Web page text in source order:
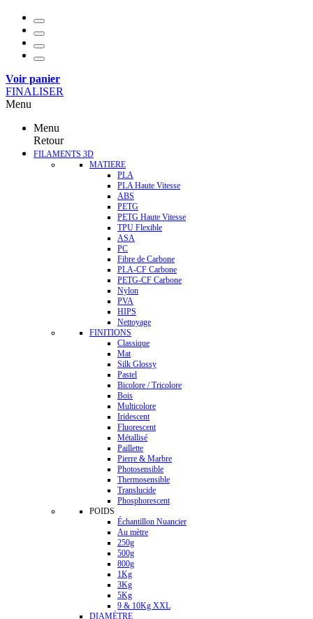
Voir panier
FINALISER
Menu
Menu
Retour
FILAMENTS 3D
MATIERE
PLA
PLA Haute Vitesse
ABS
PETG
PETG Haute Vitesse
TPU Flexible
ASA
PC
Fibre de Carbone
PLA-CF Carbone
PETG-CF Carbone
Nylon
PVA
HIPS
Nettoyage
FINITIONS
Classique
Mat
Silk Glossy
Pastel
Bicolore / Tricolore
Bois
Multicolore
Iridescent
Fluorescent
Métallisé
Paillette
Pierre & Marbre
Photosensible
Thermosensible
Translucide
Phosphorescent
POIDS
Échantillon Nuancier
Au mètre
250g
500g
800g
1Kg
3Kg
5Kg
9 & 10Kg XXL
DIAMÈTRE